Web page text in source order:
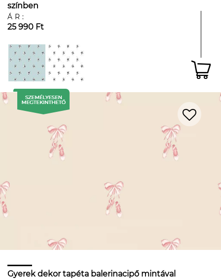
színben
ÁR:
25 990 Ft
Gyerek dekor tapéta balerinacipő mintával